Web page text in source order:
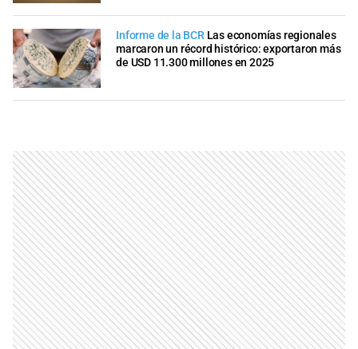
Informe de la BCR Las economías regionales
marcaron un récord histórico: exportaron más
de USD 11.300 millones en 2025